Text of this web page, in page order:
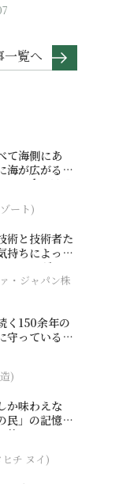
一覧へ
て海側にあ
海が広がる
テル by 星野
ート)
術と技術者た
持ちによって
るオーダーメ
・ジャパン株
く150余年の
守っている濵
)
か味わえな
民」の記憶へ
旅
チ ヌイ)